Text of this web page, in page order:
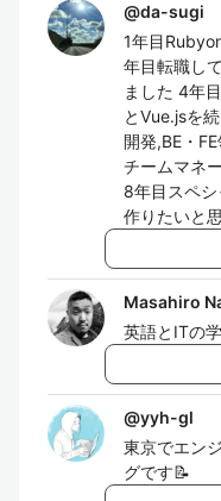
@da-sugi
1年目
年目転職し
ました 4年
とVue.jsを
開発,BE・
チームマネ
8年目スペ
作りたいと
Masahiro
英語とITの
@yyh-gl
東京でエン
グです📝